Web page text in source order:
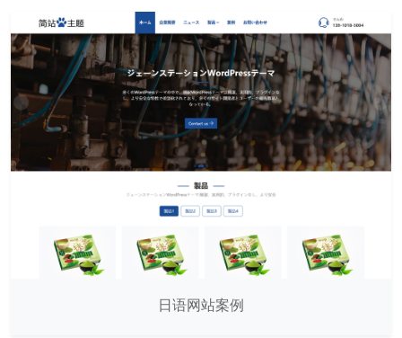
日语网站案例